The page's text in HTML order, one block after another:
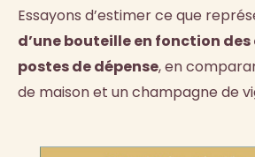
Essayons d’estimer ce que
d’une bouteille en fonction
postes de dépense, en
de maison et un champagne de